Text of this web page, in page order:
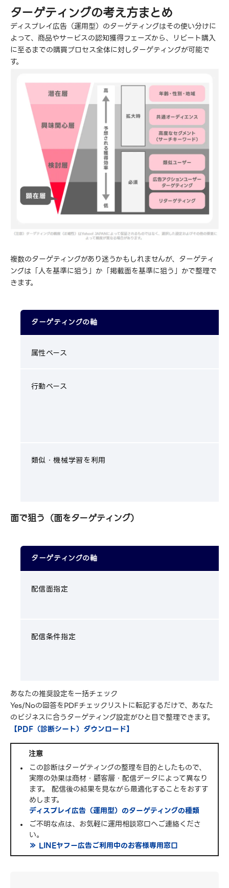
ターゲティングの考え方まとめ
ディスプレイ広告（運用型）のターゲティングはその使い分けに
よって、商品やサービスの認知獲得フェーズから、リピート購入
に至るまでの購買プロセス全体に対しターゲティングが可能で
す。
複数のターゲティングがあり迷うかもしれませんが、ターゲティ
ングは「人を基準に狙う」か「掲載面を基準に狙う」かで整理で
きます。
ターゲティングの軸
属性ベース
行動ベース
類似・機械学習を利用
面で狙う（面をターゲティング）
ターゲティングの軸
配信面指定
配信条件指定
あなたの推奨設定を一括チェック
Yes/Noの回答をPDFチェックリストに転記するだけで、あなた
のビジネスに合うターゲティング設定がひと目で整理できます。
【PDF（診断シート）ダウンロード】
注意
この診断はターゲティングの整理を目的としたもので、
実際の効果は商材・顧客層・配信データによって異なり
ます。 配信後の結果を見ながら最適化することをおすす
めします。
ディスプレイ広告（運用型）のターゲティングの種類
ご不明な点は、お気軽に運用相談窓口へご連絡くださ
い。
≫ LINEヤフー広告ご利用中のお客様専用窓口